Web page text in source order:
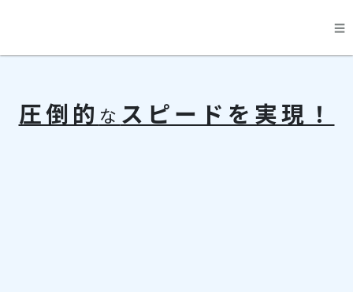
機能
☰
圧倒的 な スピードを実現！